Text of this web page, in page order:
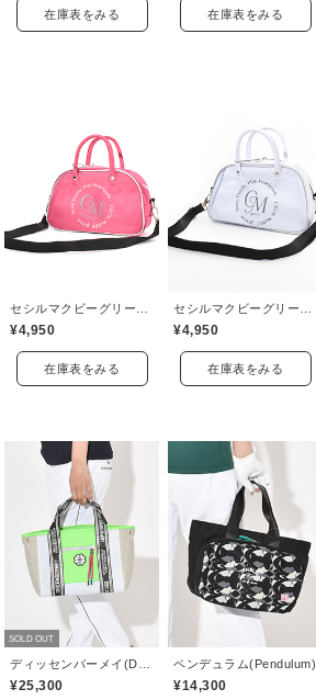
在庫表をみる 在庫表をみる
¥4,950
在庫表をみる
¥4,950
在庫表をみる
SOLD OUT
¥25,300
ペンデュラム(Pendulum)
¥14,300